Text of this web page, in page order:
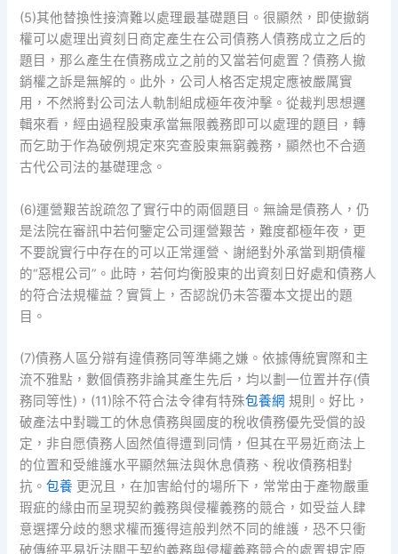
(5)其他替換性接濟難以處理最基礎題目。很顯然，即使撤銷
權可以處理出資刻日商定產生在公司債務人債務成立之后的
題目，那么產生在債務成立之前的又當若何處置？債務人撤
銷權之訴是無解的。此外，公司人格否定規定應被嚴厲實
用，不然將對公司法人軌制組成極年夜沖擊。從裁判思想邏
輯來看，經由過程股東承當無限義務即可以處理的題目，轉
而乞助于作為破例規定來究查股東無窮義務，顯然也不合適
古代公司法的基礎理念。
(6)運營艱苦說疏忽了實行中的兩個題目。無論是債務人，仍
是法院在審訊中若何鑒定公司運營艱苦，難度都極年夜，更
不要說實行中存在的可以正常運營、謝絕對外承當到期債權
的“惡棍公司”。此時，若何均衡股東的出資刻日好處和債務人
的符合法規權益？實質上，否認說仍未答覆本文提出的題
目。
(7)債務人區分辯有違債務同等準繩之嫌。依據傳統實際和主
流不雅點，數個債務非論其產生先后，均以劃一位置并存(債
務同等性)，(11)除不符合法令律有特殊包養網 規則。好比，
破產法中對職工的休息債務與國度的稅收債務優先受償的設
定，非自愿債務人固然值得遭到同情，但其在平易近商法上
的位置和受維護水平顯然無法與休息債務、稅收債務相對
抗。包養 更況且，在加害給付的場所下，常常由于產物嚴重
瑕疵的緣由而呈現契約義務與侵權義務的競合，如受益人肆
意選擇分歧的懇求權而獲得這般判然不同的維護，恐不只衝
破傳統平易近法關于契約義務與侵權義務競合的處置規定原